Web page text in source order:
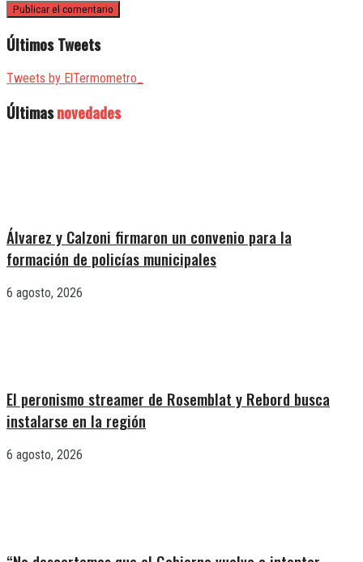
Últimos Tweets
Tweets by ElTermometro_
Últimasnovedades
Álvarez y Calzoni firmaron un convenio para la
formación de policías municipales
6 agosto, 2026
El peronismo streamer de Rosemblat y Rebord busca
instalarse en la región
6 agosto, 2026